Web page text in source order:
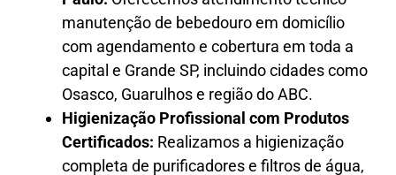
manutenção de bebedouro em domicílio
com agendamento e cobertura em toda a
capital e Grande SP, incluindo cidades como
Osasco, Guarulhos e região do ABC.
Higienização Profissional com Produtos
Certificados: Realizamos a higienização
completa de purificadores e filtros de água,